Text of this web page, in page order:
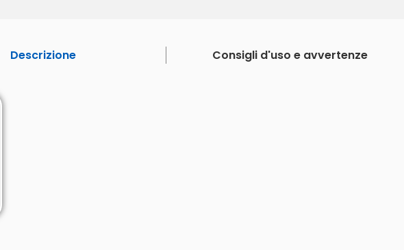
Descrizione Consigli d'uso e avvertenze